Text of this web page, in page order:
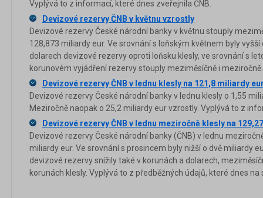
Vyplývá to z informací, které dnes zveřejnila ČNB.
Devizové rezervy ČNB v květnu vzrostly
Devizové rezervy České národní banky v květnu stouply
128,873 miliardy eur. Ve srovnání s loňským květnem byly vyšší
dolarech devizové rezervy oproti loňsku klesly, ve srovnání s
korunovém vyjádření rezervy stouply meziměsíčně i meziročně.
Devizové rezervy ČNB v lednu klesly na 121,8 miliardy
Devizové rezervy České národní banky v lednu klesly o 1,55
Meziročně naopak o 25,2 miliardy eur vzrostly. Vyplývá to z
Devizové rezervy ČNB v lednu meziročně klesly na
Devizové rezervy České národní banky (ČNB) v lednu
miliardy eur. Ve srovnání s prosincem byly nižší o dvě miliardy
devizové rezervy snížily také v korunách a dolarech,
korunách klesly. Vyplývá to z předběžných údajů, které dnes